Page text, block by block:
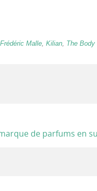
Frédéric Malle, Kilian, The Body
de parfums en